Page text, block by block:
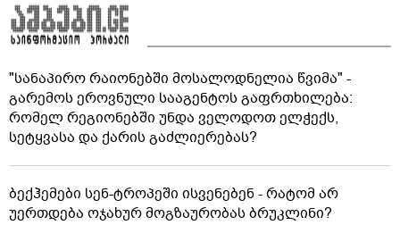
"სანაპირო რაიონებში მოსალოდნელია წვიმა" -
გარემოს ეროვნული სააგენტოს გაფრთხილება:
რომელ რეგიონებში უნდა ველოდოთ ელჭექს,
სეტყვასა და ქარის გაძლიერებას?
ბექჰემები სენ-ტროპეში ისვენებენ - რატომ არ
უერთდება ოჯახურ მოგზაურობას ბრუკლინი?